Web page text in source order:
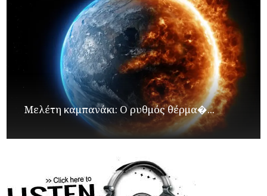
Μελέτη καμπανάκι: Ο ρυθμός θέρμα�...